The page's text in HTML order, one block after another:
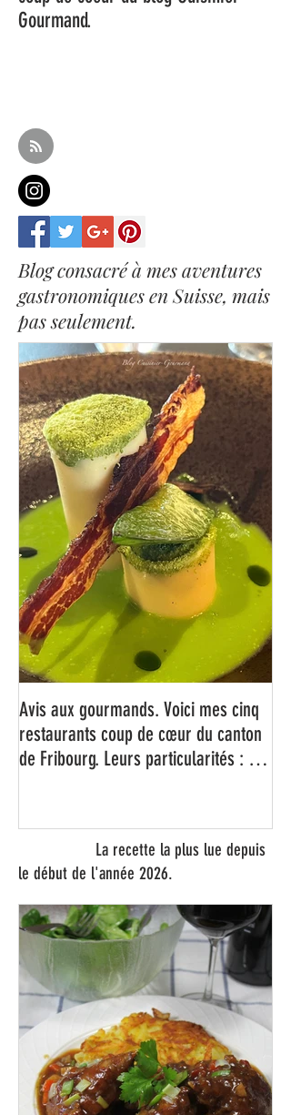
Blog consacré à mes aventures
gastronomiques en Suisse, mais
pas seulement.
de Fribourg. Leurs particularités : un
très bon rapport qualité-prix-plaisir.
Alors, ne tardez pas à aller les
visiter !
La recette la plus lue depuis
le début de l'année 2026.